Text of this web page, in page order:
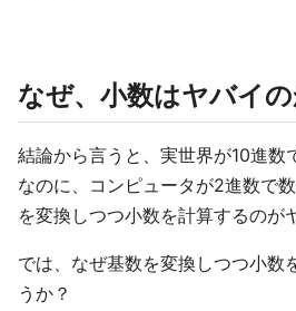
なぜ、小数はヤバイの
結論から言うと、実世界が10進数
なのに、コンピュータが2進数で
を変換しつつ小数を計算するのが
では、なぜ基数を変換しつつ小数
うか？